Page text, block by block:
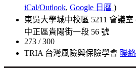
iCal/Outlook, Google 日曆 )
東吳大學城中校區 5211 會議
中正區貴陽街一段 56 號
273 / 300
TRIA 台灣風險與保險學會 聯